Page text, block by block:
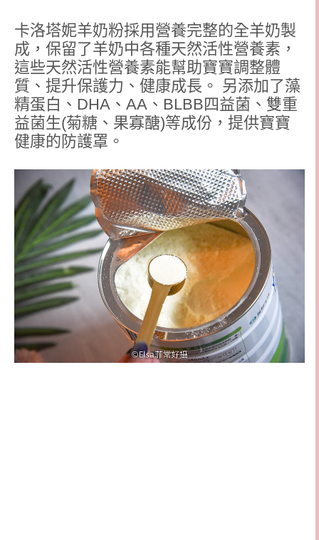
卡洛塔妮羊奶粉採用營養完整的全羊奶製
成，保留了羊奶中各種天然活性營養素，
這些天然活性營養素能幫助寶寶調整體
質、提升保護力、健康成長。 另添加了藻
精蛋白、DHA、AA、BLBB四益菌、雙重
益菌生(菊糖、果寡醣)等成份，提供寶寶
健康的防護罩。